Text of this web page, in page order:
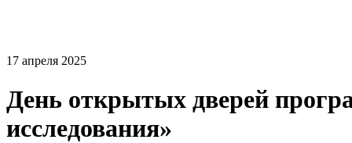
17 апреля 2025
День открытых дверей
исследования»